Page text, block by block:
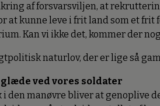
af forsvarsviljen, at
at kunne leve i frit land som et frit
Kan vi ikke det, kommer der
naturlov, der er lige så
ved vores soldater
den manøvre bliver at genoplive